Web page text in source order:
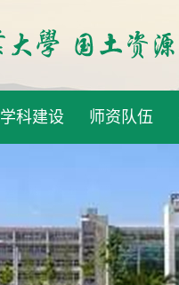
学科建设 师资队伍